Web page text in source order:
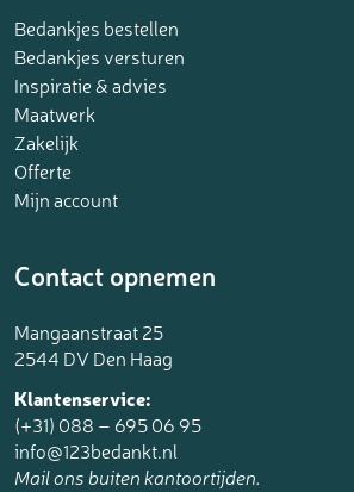
Bedankjes bestellen
Bedankjes versturen
Inspiratie & advies
Maatwerk
Zakelijk
Offerte
Mijn account
Contact opnemen
Mangaanstraat 25
2544 DV Den Haag
Klantenservice:
(+31) 088 – 695 06 95
info@123bedankt.nl
Mail ons buiten kantoortijden.